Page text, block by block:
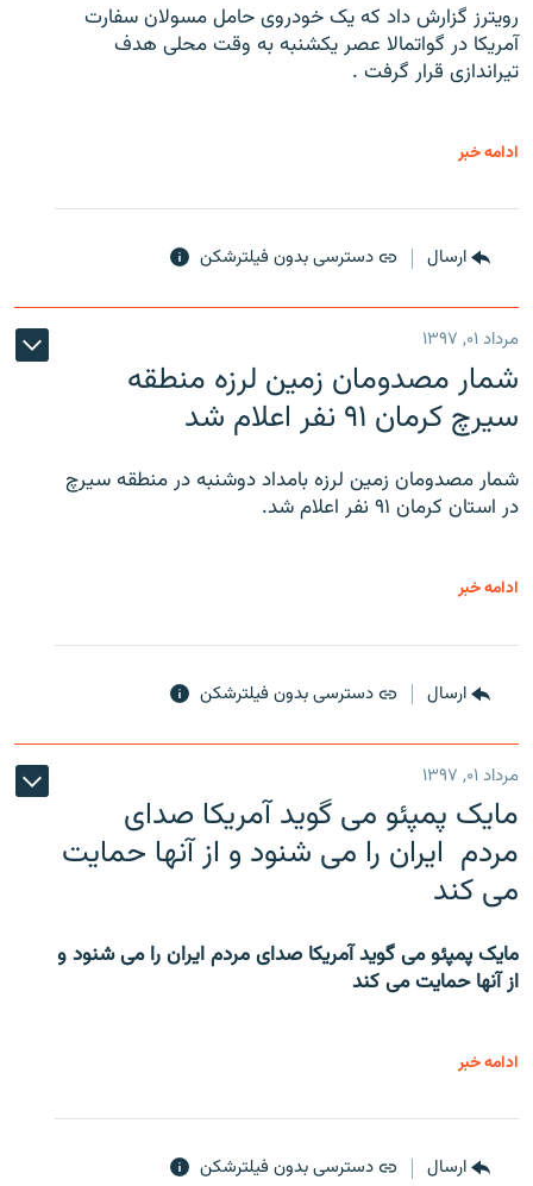
رویترز گزارش داد که یک خودروی حامل مسولان سفارت
آمریکا در گواتمالا عصر یکشنبه به وقت محلی هدف
تیراندازی قرار گرفت .
ادامه خبر
ارسال دسترسی بدون فیلترشکن
مرداد ۰۱, ۱۳۹۷
شمار مصدومان زمین لرزه منطقه
سیرچ کرمان ۹۱ نفر اعلام شد
شمار مصدومان زمین لرزه بامداد دوشنبه در منطقه سیرچ
در استان کرمان ۹۱ نفر اعلام شد.
ادامه خبر
ارسال دسترسی بدون فیلترشکن
مرداد ۰۱, ۱۳۹۷
مایک پمپئو می گوید آمریکا صدای
مردم ایران را می شنود و از آنها حمایت
می کند
مایک پمپئو می گوید آمریکا صدای مردم ایران را می شنود و
از آنها حمایت می کند
ادامه خبر
ارسال دسترسی بدون فیلترشکن